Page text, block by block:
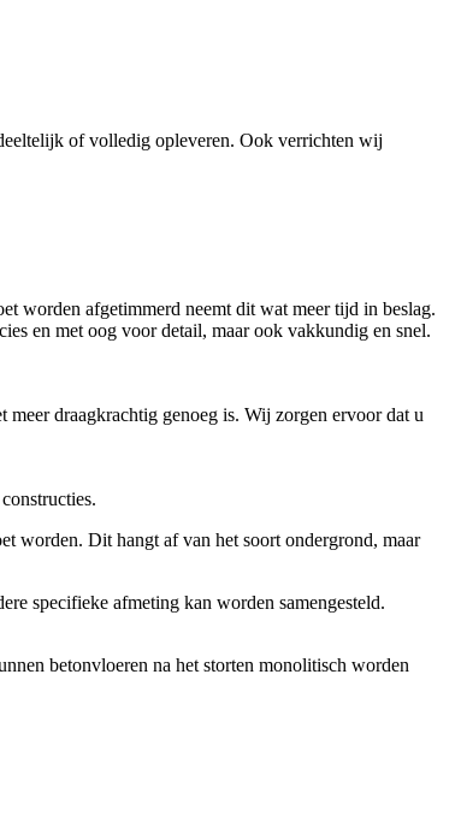
of volledig opleveren. Ook verrichten wij
worden afgetimmerd neemt dit wat meer tijd in beslag.
en met oog voor detail, maar ook vakkundig en snel.
draagkrachtig genoeg is. Wij zorgen ervoor dat u
worden. Dit hangt af van het soort ondergrond, maar
specifieke afmeting kan worden samengesteld.
betonvloeren na het storten monolitisch worden